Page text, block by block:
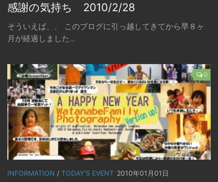
感謝の気持ち 2010/2/28
そういえば、、 このブログに引っ越してきてから早８ヶ
月が経過しました...
0
INFORMATION / TODAY'S EVENT 2010年01月01日